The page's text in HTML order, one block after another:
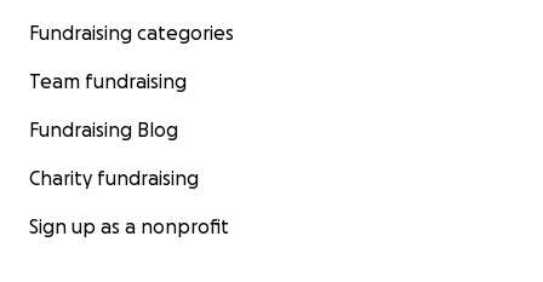
Fundraising categories
Team fundraising
Fundraising Blog
Charity fundraising
Sign up as a nonprofit